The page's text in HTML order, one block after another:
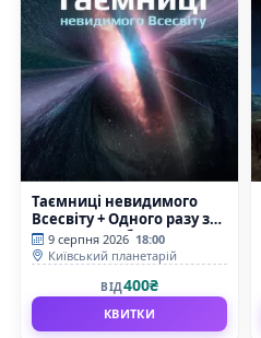
Таємниці невидимого
Всесвіту + Одного разу за
Великого Вибуху
(Київський планетарій)
9 серпня 2026 18:00
Київський планетарій
ВІД400₴
КВИТКИ